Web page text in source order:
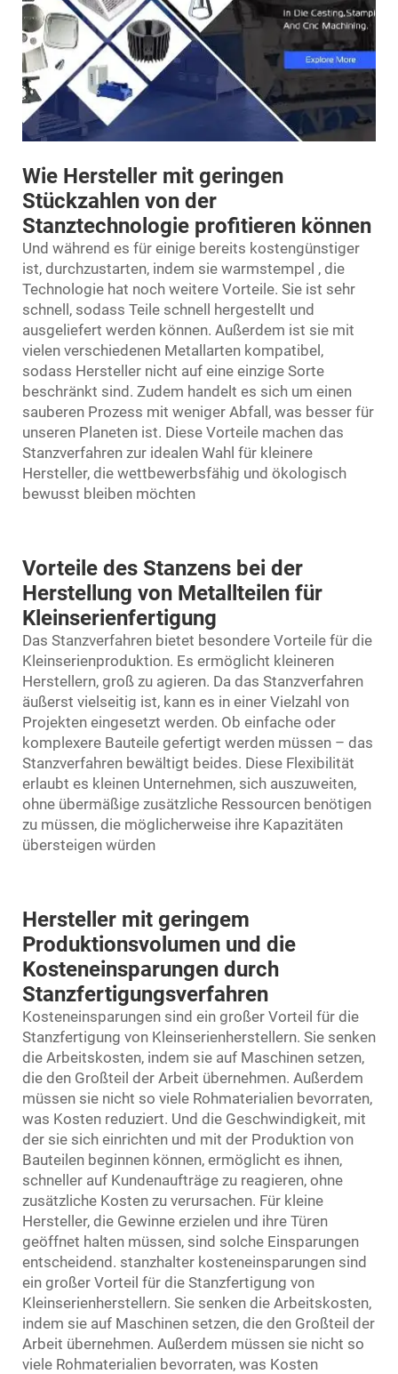
Wie Hersteller mit geringen
Stückzahlen von der
Stanztechnologie profitieren können
Und während es für einige bereits kostengünstiger
ist, durchzustarten, indem sie warmstempel , die
Technologie hat noch weitere Vorteile. Sie ist sehr
schnell, sodass Teile schnell hergestellt und
ausgeliefert werden können. Außerdem ist sie mit
vielen verschiedenen Metallarten kompatibel,
sodass Hersteller nicht auf eine einzige Sorte
beschränkt sind. Zudem handelt es sich um einen
sauberen Prozess mit weniger Abfall, was besser für
unseren Planeten ist. Diese Vorteile machen das
Stanzverfahren zur idealen Wahl für kleinere
Hersteller, die wettbewerbsfähig und ökologisch
bewusst bleiben möchten
Vorteile des Stanzens bei der
Herstellung von Metallteilen für
Kleinserienfertigung
Das Stanzverfahren bietet besondere Vorteile für die
Kleinserienproduktion. Es ermöglicht kleineren
Herstellern, groß zu agieren. Da das Stanzverfahren
äußerst vielseitig ist, kann es in einer Vielzahl von
Projekten eingesetzt werden. Ob einfache oder
komplexere Bauteile gefertigt werden müssen – das
Stanzverfahren bewältigt beides. Diese Flexibilität
erlaubt es kleinen Unternehmen, sich auszuweiten,
ohne übermäßige zusätzliche Ressourcen benötigen
zu müssen, die möglicherweise ihre Kapazitäten
übersteigen würden
Hersteller mit geringem
Produktionsvolumen und die
Kosteneinsparungen durch
Stanzfertigungsverfahren
Kosteneinsparungen sind ein großer Vorteil für die
Stanzfertigung von Kleinserienherstellern. Sie senken
die Arbeitskosten, indem sie auf Maschinen setzen,
die den Großteil der Arbeit übernehmen. Außerdem
müssen sie nicht so viele Rohmaterialien bevorraten,
was Kosten reduziert. Und die Geschwindigkeit, mit
der sie sich einrichten und mit der Produktion von
Bauteilen beginnen können, ermöglicht es ihnen,
schneller auf Kundenaufträge zu reagieren, ohne
zusätzliche Kosten zu verursachen. Für kleine
Hersteller, die Gewinne erzielen und ihre Türen
geöffnet halten müssen, sind solche Einsparungen
entscheidend. stanzhalter kosteneinsparungen sind
ein großer Vorteil für die Stanzfertigung von
Kleinserienherstellern. Sie senken die Arbeitskosten,
indem sie auf Maschinen setzen, die den Großteil der
Arbeit übernehmen. Außerdem müssen sie nicht so
viele Rohmaterialien bevorraten, was Kosten